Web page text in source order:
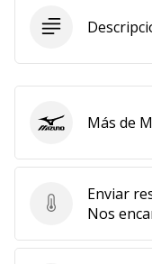
Enviar reseña
Enviar
Nos
MizunoMás de